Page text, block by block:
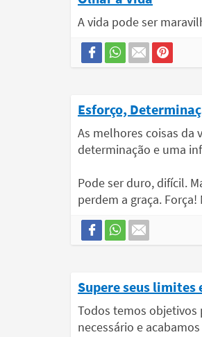
A vida pode ser
Esforço,
As melhores coisas da
determinação e uma
Pode ser duro, difícil.
perdem a graça. Força!
Supere seus limites
Todos temos objetivos
necessário e